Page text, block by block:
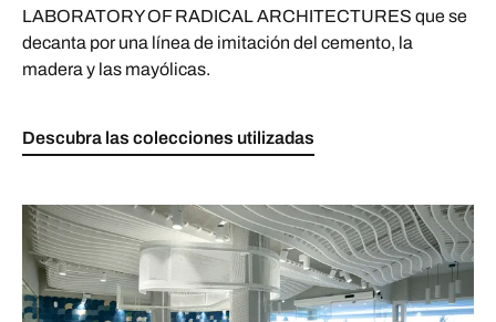
LABORATORY OF RADICAL ARCHITECTURES que se
decanta por una línea de imitación del cemento, la
madera y las mayólicas.
Descubra las colecciones utilizadas